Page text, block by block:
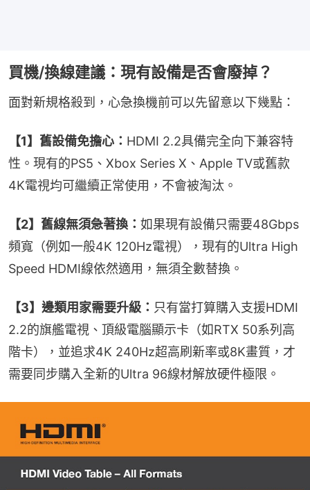
買機/換線建議：現有設備是否會廢掉？
面對新規格殺到，心急換機前可以先留意以下幾點：
【1】舊設備免擔心： HDMI 2.2具備完全向下兼容特
性。現有的PS5、Xbox Series X、Apple TV或舊款
4K電視均可繼續正常使用，不會被淘汰。
【2】舊線無須急著換： 如果現有設備只需要48Gbps
頻寬（例如一般4K 120Hz電視），現有的Ultra High
Speed HDMI線依然適用，無須全數替換。
【3】邊類用家需要升級： 只有當打算購入支援HDMI
2.2的旗艦電視、頂級電腦顯示卡（如RTX 50系列高
階卡），並追求4K 240Hz超高刷新率或8K畫質，才
需要同步購入全新的Ultra 96線材解放硬件極限。